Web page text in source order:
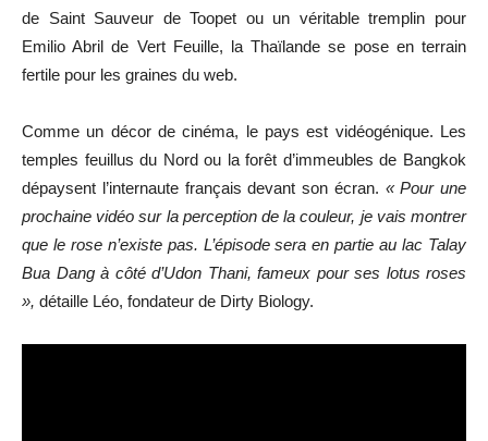
de Saint Sauveur de Toopet ou un véritable tremplin pour
Emilio Abril de Vert Feuille, la Thaïlande se pose en terrain
fertile pour les graines du web.
Comme un décor de cinéma, le pays est vidéogénique. Les
temples feuillus du Nord ou la forêt d’immeubles de Bangkok
dépaysent l’internaute français devant son écran. « Pour une
prochaine vidéo sur la perception de la couleur, je vais montrer
que le rose n’existe pas. L’épisode sera en partie au lac Talay
Bua Dangà côté d’Udon Thani, fameux pour ses lotus roses
», détaille Léo, fondateur de Dirty Biology.